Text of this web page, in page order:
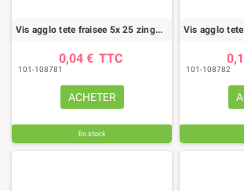
Vis agglo tete fraisee 5x 25 zingue (boite de 200)
0,04 € TTC
101-108781
ACHETER
En stock
101-108782